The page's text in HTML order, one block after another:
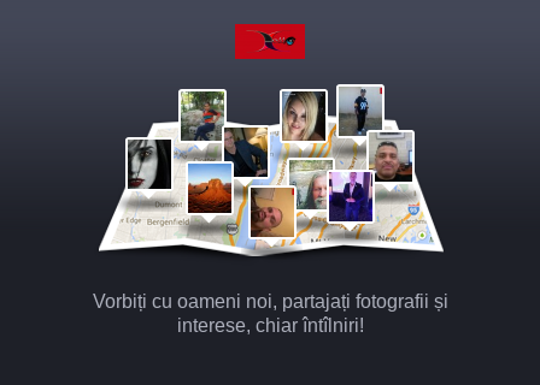
Vorbiți cu oameni noi, partajați fotografii și
interese, chiar întîlniri!